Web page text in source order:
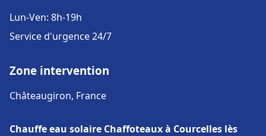
Lun-Ven: 8h-19h
Service d'urgence 24/7
Zone intervention
Châteaugiron, France
Chauffe eau solaire Chaffoteaux à Courcelles lès